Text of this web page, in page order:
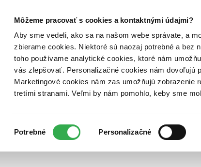
Môžeme pracovať s cookies a kontaktnými údajmi?
Aby sme vedeli, ako sa na našom webe správate, a
zbierame cookies. Niektoré sú naozaj potrebné a bez
toho používame analytické cookies, ktoré nám
vás zlepšovať. Personalizačné cookies nám dovoľujú
Marketingové cookies nám zas umožňujú zobrazenie
tretími stranami. Veľmi by nám pomohlo, keby sme
súhlasu
Potrebné Personalizačné
Poukážky Kontakt